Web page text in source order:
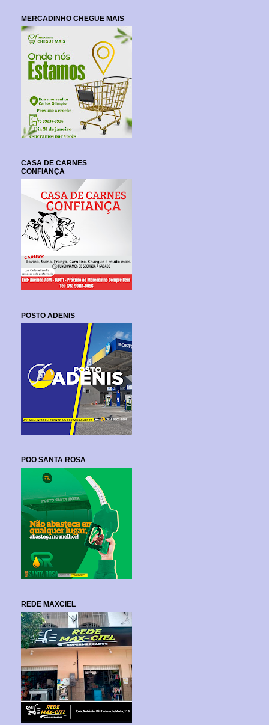
MERCADINHO CHEGUE MAIS
CASA DE CARNES
CONFIANÇA
POSTO ADENIS
POO SANTA ROSA
REDE MAXCIEL